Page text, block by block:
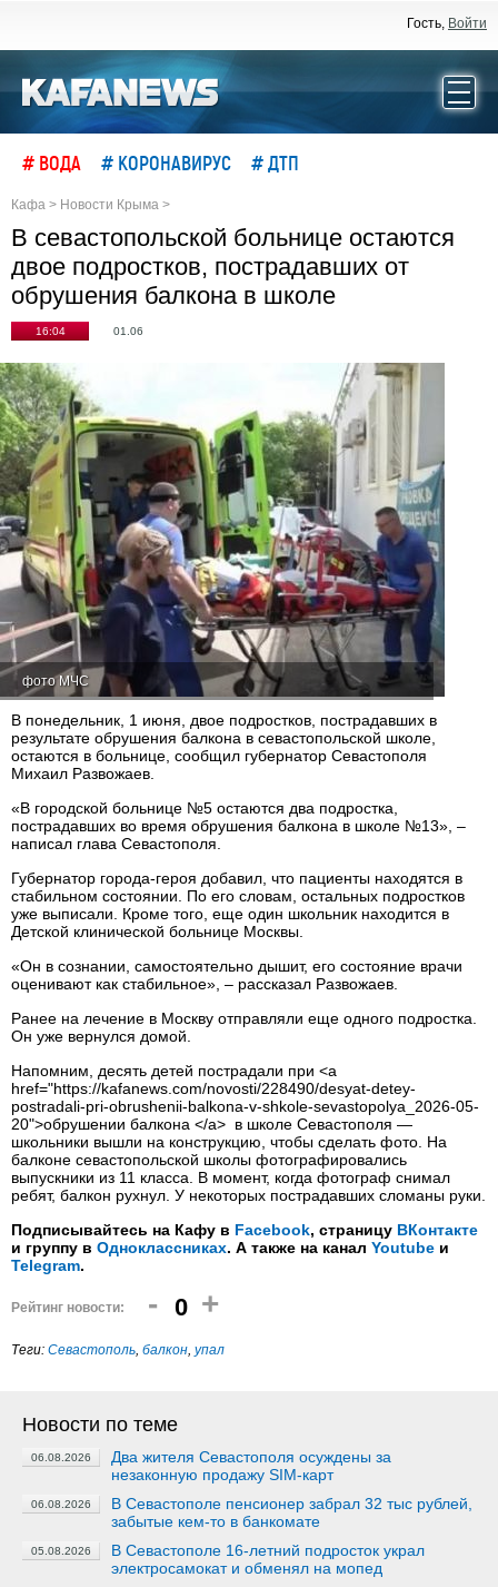
Гость, Войти
# ВОДА # КОРОНАВИРУС # ДТП
Кафа > Новости Крыма >
В севастопольской больнице остаются
двое подростков, пострадавших от
обрушения балкона в школе
16:04 01.06
фото МЧС
В понедельник, 1 июня, двое подростков, пострадавших в
результате обрушения балкона в севастопольской школе,
остаются в больнице, сообщил губернатор Севастополя
Михаил Развожаев.
«В городской больнице №5 остаются два подростка,
пострадавших во время обрушения балкона в школе №13», –
написал глава Севастополя.
Губернатор города-героя добавил, что пациенты находятся в
стабильном состоянии. По его словам, остальных подростков
уже выписали. Кроме того, еще один школьник находится в
Детской клинической больнице Москвы.
«Он в сознании, самостоятельно дышит, его состояние врачи
оценивают как стабильное», – рассказал Развожаев.
Ранее на лечение в Москву отправляли еще одного подростка.
Он уже вернулся домой.
Напомним, десять детей пострадали при <a
href="https://kafanews.com/novosti/228490/desyat-detey-
postradali-pri-obrushenii-balkona-v-shkole-sevastopolya_2026-05-
20">обрушении балкона </a> в школе Севастополя —
школьники вышли на конструкцию, чтобы сделать фото. На
балконе севастопольской школы фотографировались
выпускники из 11 класса. В момент, когда фотограф снимал
ребят, балкон рухнул. У некоторых пострадавших сломаны руки.
Подписывайтесь на Кафу в Facebook, страницу ВКонтакте
и группу в Одноклассниках. А также на канал Youtube и
Telegram.
Рейтинг новости: - 0 +
Теги: Севастополь, балкон, упал
Новости по теме
06.08.2026
Два жителя Севастополя осуждены за
незаконную продажу SIM-карт
06.08.2026
В Севастополе пенсионер забрал 32 тыс рублей,
забытые кем-то в банкомате
05.08.2026
В Севастополе 16-летний подросток украл
электросамокат и обменял на мопед